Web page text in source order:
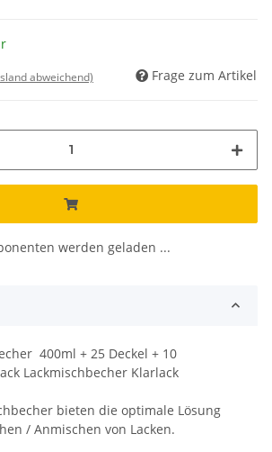
abweichend) Frage zum Artikel
werden geladen ...
400ml + 25 Deckel + 10
Lackmischbecher Klarlack
bieten die optimale Lösung
/ Anmischen von Lacken.